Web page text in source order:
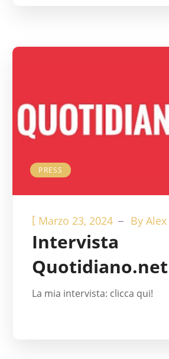
PRESS
[ Marzo 23, 2024 ByAlex
Intervista
Quotidiano.net
La mia intervista: clicca qui!